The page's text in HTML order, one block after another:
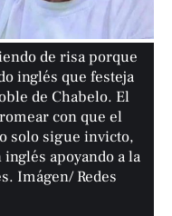
de risa porque
inglés que festeja
de Chabelo. El
con que el
solo sigue invicto,
apoyando a la
Imágen/ Redes